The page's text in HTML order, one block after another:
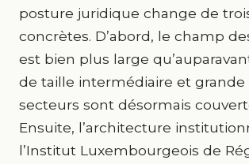
posture juridique change de
concrètes. D’abord, le champ
est bien plus large
de taille intermédiaire et
secteurs sont désormais
Ensuite, l’architecture
l’Institut Luxembourgeois de